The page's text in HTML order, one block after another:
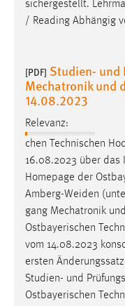
sichergestellt.
/ Reading Abhängig
[PDF] Studien- und
Mechatronik und
14.08.2023
Relevanz:
chen Technischen
16.08.2023 über das
Homepage der
Amberg-Weiden
gang Mechatronik
Ostbayerischen
vom 14.08.2023
ersten
Studien- und
Ostbayerischen